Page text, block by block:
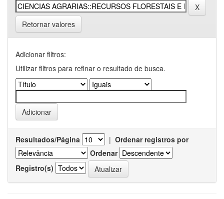
Retornar valores
Adicionar filtros:
Utilizar filtros para refinar o resultado de busca.
Resultados/Página | Ordenar registros por
Ordenar
Registro(s)